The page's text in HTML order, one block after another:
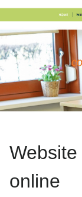
online